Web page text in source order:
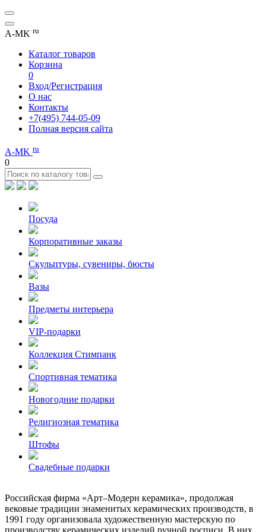
A-MK ru
Каталог товаров
Корзина
0
Вход/Регистрация
О нас
Контакты
+7(495) 744-05-09
Полная версия сайта
A-MK ru
0
Посуда
Корпоративные заказы
Скульптуры, сувениры, бюсты
Вазы
Предметы интерьера
VIP-подарки
Коллекция Стимпанк
Спортивная тематика
Новогодние подарки
Религиозная тематика
Штофы
Свадебные подарки
Российская фирма «Арт–Модерн керамика», продолжая
вековые традиции знаменитых керамических производств, в
1991 году организовала художественную мастерскую по
производству керамических изделий ручной росписи. В них